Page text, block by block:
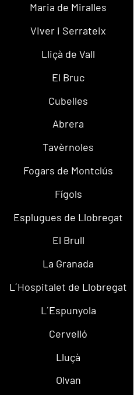
Maria de Miralles
Viver i Serrateix
Lliçà de Vall
El Bruc
Cubelles
Abrera
Tavèrnoles
Fogars de Montclús
Fígols
Esplugues de Llobregat
El Brull
La Granada
L´Hospitalet de Llobregat
L´Espunyola
Cervelló
Lluçà
Olvan